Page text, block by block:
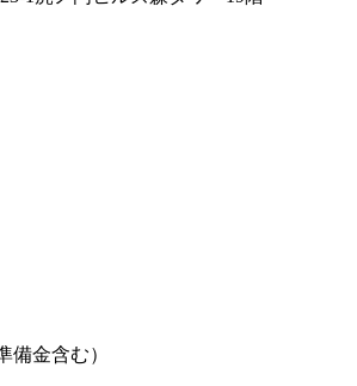
備金含む）